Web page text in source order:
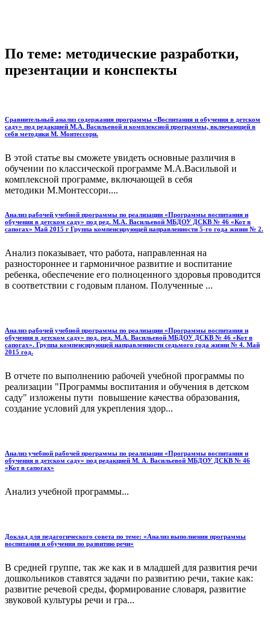
По теме: методические разработки,
презентации и конспекты
Сравнительный анализ содержания программы «Воспитания и обучения в детском
саду» под редакцией М.А. Васильевой и комплексной программы, включающей в
себя методики М. Монтессори.
В этой статье вы сможете увидеть основные различия в
обучении по классической программе М.А.Васильвой и
комплексной программе, включающей в себя
методики М.Монтессори....
Анализ рабочей учебной программы по реализации «Программы воспитания и
обучения в детском саду» под ред. М.А. Васильевой МБДОУ ДСКВ № 46 «Кот в
сапогах» Май 2015 г Группа компенсирующей направленности 5-го года жизни № 2.
Анализ показывает, что работа, направленная на
разностороннее и гармоничное развитие и воспитание
ребенка, обеспечение его полноценного здоровья проводится
в соответствии с годовым планом. Полученные ...
Анализ рабочей учебной программы по реализации «Программы воспитания и
обучения в детском саду» под. ред. М.А. Васильевой МБДОУ ДСКВ № 46 «Кот в
сапогах». Группа компенсирующей направленности седьмого года жизни № 4. Май
2015 год.
В отчете по выполнению рабочей учебной программы по
реализации "Программы воспитания и обучения в детском
саду" изложены пути повышение качества образования,
создание условий для укрепления здор...
Анализ учебной рабочей программы по реализации «Программы воспитания и
обучения в детском саду» под редакцией М. А. Васильевой МБДОУ ДСКВ № 46
«Кот в сапогах»
Анализ учебной программы...
Доклад для педагогического совета по теме: «Анализ выполнения программы
воспитания и обучения по развитию речи»
В средней группе, так же как и в младшей для развития речи
дошкольников ставятся задачи по развитию речи, такие как:
развитие речевой среды, формирование словаря, развитие
звуковой культуры речи и гра...